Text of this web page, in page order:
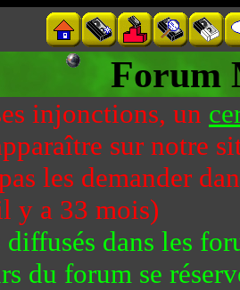
Forum
injonctions, un
sur notre
les demander
y a 33 mois)
diffusés dans les
du forum se